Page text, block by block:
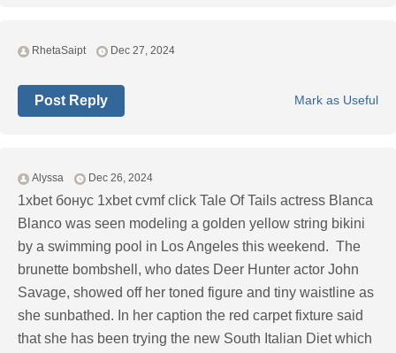
RhetaSaipt Dec 27, 2024
Mark as Useful
Post Reply
Alyssa Dec 26, 2024
1xbet бонус 1xbet cvmf click Tale Of Tails actress Blanca
Blanco was seen modeling a golden yellow string bikini
by a swimming pool in Los Angeles this weekend. The
brunette bombshell, who dates Deer Hunter actor John
Savage, showed off her toned figure and tiny waistline as
she sunbathed. In her caption the red carpet fixture said
that she has been trying the new South Italian Diet which